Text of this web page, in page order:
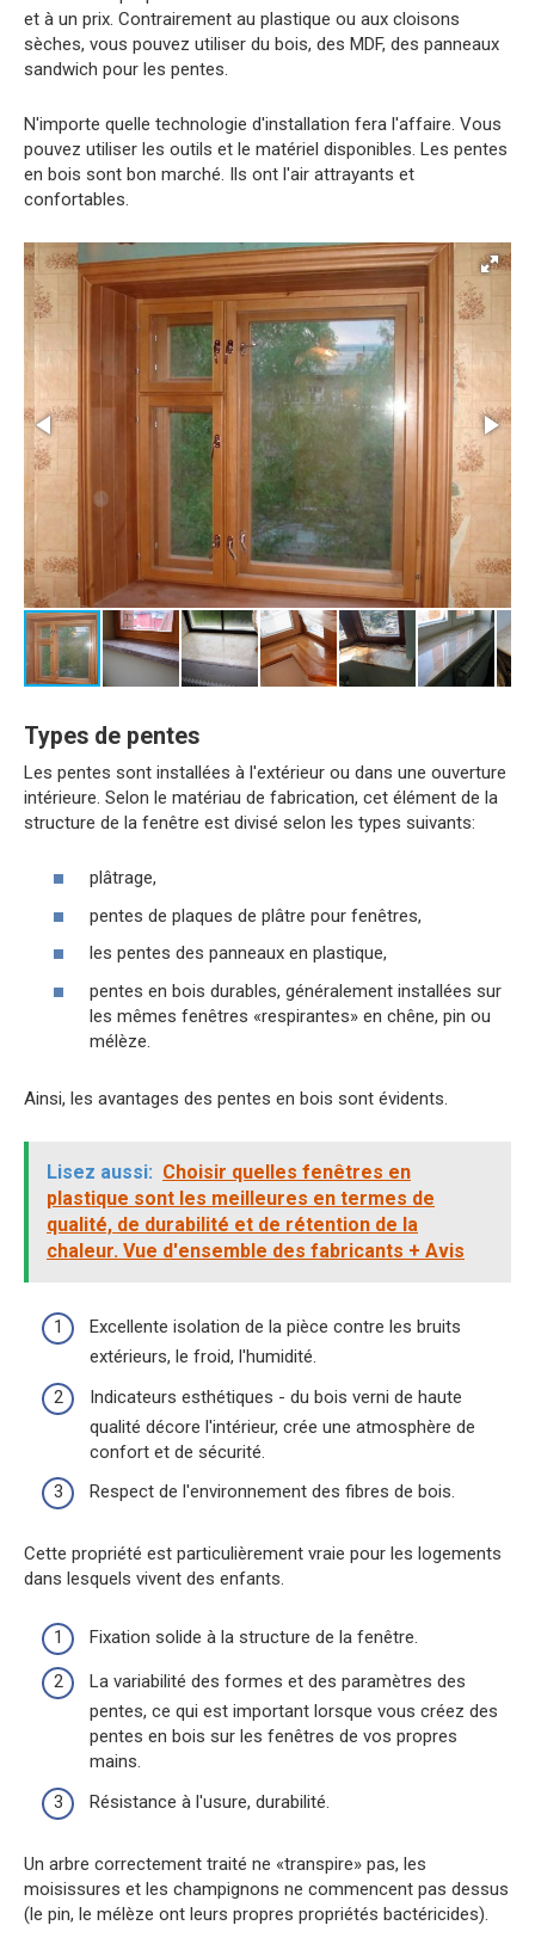
et à un prix. Contrairement au plastique ou aux cloisons
sèches, vous pouvez utiliser du bois, des MDF, des panneaux
sandwich pour les pentes.
N'importe quelle technologie d'installation fera l'affaire. Vous
pouvez utiliser les outils et le matériel disponibles. Les pentes
en bois sont bon marché. Ils ont l'air attrayants et
confortables.
Types de pentes
Les pentes sont installées à l'extérieur ou dans une ouverture
intérieure. Selon le matériau de fabrication, cet élément de la
structure de la fenêtre est divisé selon les types suivants:
plâtrage,
pentes de plaques de plâtre pour fenêtres,
les pentes des panneaux en plastique,
pentes en bois durables, généralement installées sur
les mêmes fenêtres «respirantes» en chêne, pin ou
mélèze.
Ainsi, les avantages des pentes en bois sont évidents.
Lisez aussi: Choisir quelles fenêtres en
plastique sont les meilleures en termes de
qualité, de durabilité et de rétention de la
chaleur. Vue d'ensemble des fabricants + Avis
Excellente isolation de la pièce contre les bruits
extérieurs, le froid, l'humidité.
Indicateurs esthétiques - du bois verni de haute
qualité décore l'intérieur, crée une atmosphère de
confort et de sécurité.
Respect de l'environnement des fibres de bois.
Cette propriété est particulièrement vraie pour les logements
dans lesquels vivent des enfants.
Fixation solide à la structure de la fenêtre.
La variabilité des formes et des paramètres des
pentes, ce qui est important lorsque vous créez des
pentes en bois sur les fenêtres de vos propres
mains.
Résistance à l'usure, durabilité.
Un arbre correctement traité ne «transpire» pas, les
moisissures et les champignons ne commencent pas dessus
(le pin, le mélèze ont leurs propres propriétés bactéricides).